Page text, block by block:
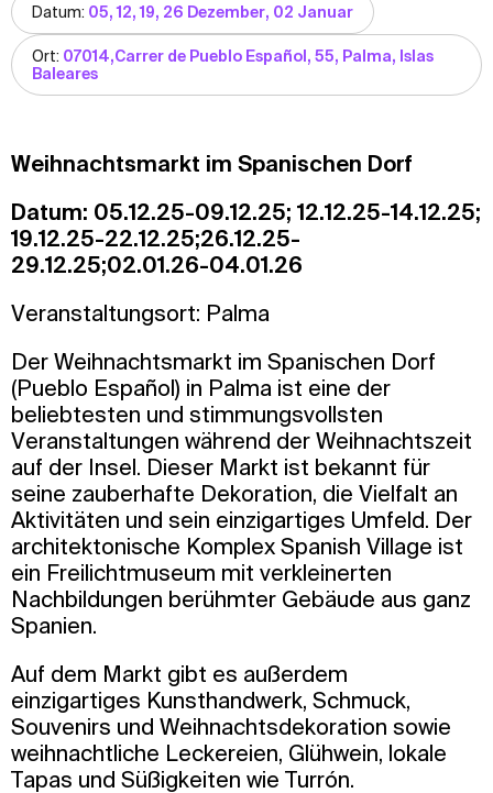
Datum: 05, 12, 19, 26 Dezember, 02 Januar
Ort: 07014,Carrer de Pueblo Español, 55, Palma, Islas
Baleares
Weihnachtsmarkt im Spanischen Dorf
Datum: 05.12.25-09.12.25; 12.12.25-14.12.25;
19.12.25-22.12.25;26.12.25-
29.12.25;02.01.26-04.01.26
Veranstaltungsort: Palma
Der Weihnachtsmarkt im Spanischen Dorf
(Pueblo Español) in Palma ist eine der
beliebtesten und stimmungsvollsten
Veranstaltungen während der Weihnachtszeit
auf der Insel. Dieser Markt ist bekannt für
seine zauberhafte Dekoration, die Vielfalt an
Aktivitäten und sein einzigartiges Umfeld. Der
architektonische Komplex Spanish Village ist
ein Freilichtmuseum mit verkleinerten
Nachbildungen berühmter Gebäude aus ganz
Spanien.
Auf dem Markt gibt es außerdem
einzigartiges Kunsthandwerk, Schmuck,
Souvenirs und Weihnachtsdekoration sowie
weihnachtliche Leckereien, Glühwein, lokale
Tapas und Süßigkeiten wie Turrón.